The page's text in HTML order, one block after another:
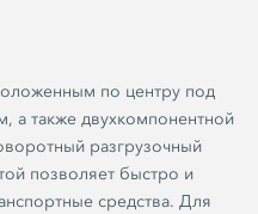
по центру под
также двухкомпонентной
разгрузочный
позволяет быстро и
средства. Для